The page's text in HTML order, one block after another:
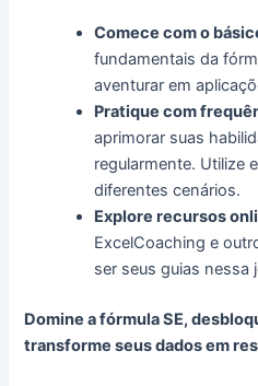
Comece com o
fundamentais da
aventurar em
Pratique com
aprimorar suas
regularmente. Utilize
diferentes cenários.
Explore recursos
ExcelCoaching e
ser seus guias nessa
Domine a fórmula SE,
transforme seus dados em